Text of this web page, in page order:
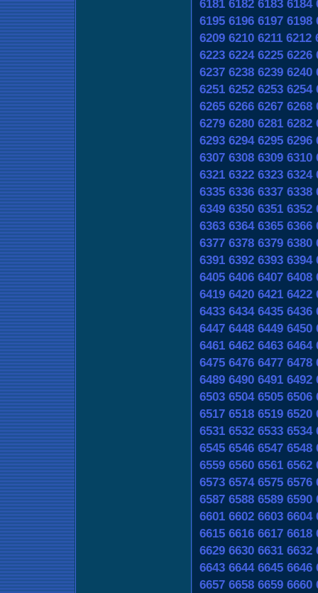
6181 6182 6183 6184
6195 6196 6197 6198
6209 6210 6211 6212
6223 6224 6225 6226
6237 6238 6239 6240
6251 6252 6253 6254
6265 6266 6267 6268
6279 6280 6281 6282
6293 6294 6295 6296
6307 6308 6309 6310
6321 6322 6323 6324
6335 6336 6337 6338
6349 6350 6351 6352
6363 6364 6365 6366
6377 6378 6379 6380
6391 6392 6393 6394
6405 6406 6407 6408
6419 6420 6421 6422
6433 6434 6435 6436
6447 6448 6449 6450
6461 6462 6463 6464
6475 6476 6477 6478
6489 6490 6491 6492
6503 6504 6505 6506
6517 6518 6519 6520
6531 6532 6533 6534
6545 6546 6547 6548
6559 6560 6561 6562
6573 6574 6575 6576
6587 6588 6589 6590
6601 6602 6603 6604
6615 6616 6617 6618
6629 6630 6631 6632
6643 6644 6645 6646
6657 6658 6659 6660